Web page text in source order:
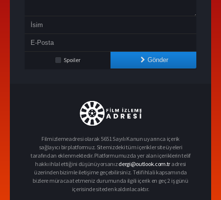
Spoiler Gönder
Filmizlemeadresi olarak 5651 Sayılı Kanun uyarınca içerik
sağlayıcı bir platformuz. Sitemizdeki tüm içerikler site üyeleri
tarafından eklenmektedir. Platformumuzda yer alan içeriklerin telif
hakkı ihlal ettiğini düşünüyorsanızdergi@outlook.com.tr adresi
üzerinden bizimle iletişime geçebilirsiniz. Telif ihlali kapsamında
bizlere müracaat etmeniz durumunda ilgili içerik en geç 2 iş günü
içerisinde siteden kaldırılacaktır.